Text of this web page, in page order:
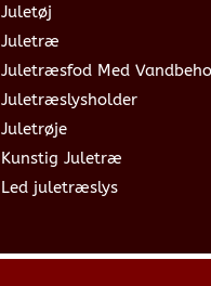
Juletøj
Juletræ
Juletræsfod Med
Juletræslysholder
Juletrøje
Kunstig Juletræ
Led juletræslys